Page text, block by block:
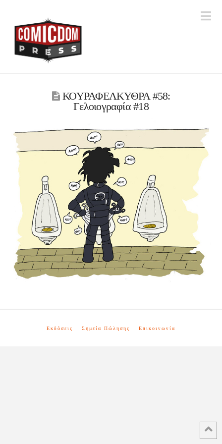
ΚΟΥΡΑΦΕΛΚΥΘΡΑ #58:
Γελοιογραφία #18
Εκδόσεις Σημεία Πώλησης Επικοινωνία